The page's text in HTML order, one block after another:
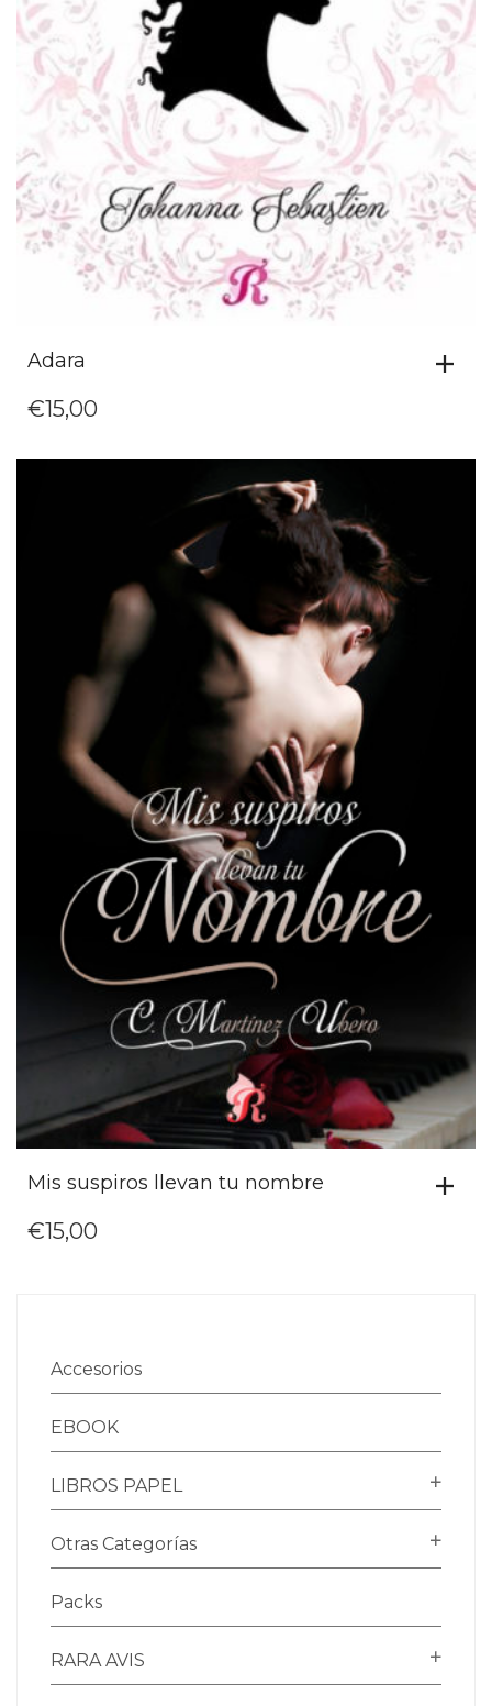
Adara
€15,00
Mis suspiros llevan tu nombre
€15,00
Accesorios
EBOOK
LIBROS PAPEL
Otras Categorías
Packs
RARA AVIS